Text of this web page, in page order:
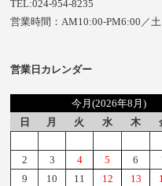
TEL:024-954-8235
営業時間：AM10:00-PM6:00／
営業日カレンダー
今月(2026年8月)
日
月 火 水 木
2
3 4 5 6
9
10 11 12 13